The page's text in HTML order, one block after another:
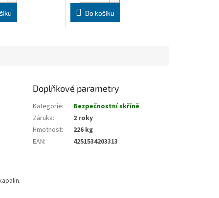
Do košíku
Doplňkové parametry
Kategorie:
Bezpečnostní skříně
Záruka:
2 roky
Hmotnost:
226 kg
EAN: 4251534203313